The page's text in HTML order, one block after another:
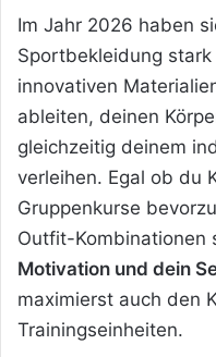
Im Jahr 2026 haben
Sportbekleidung
innovativen
ableiten, deinen
gleichzeitig deinem
verleihen. Egal ob du
Gruppenkurse
Outfit-Kombinationen
Motivation und dein
maximierst auch den
Trainingseinheiten.